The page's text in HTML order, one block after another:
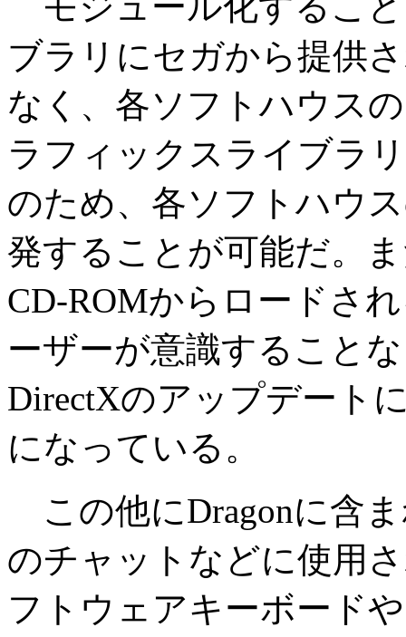
ブラリにセガから提供
なく、各ソフトハウス
ラフィックスライブラ
のため、各ソフトハウ
発することが可能だ。
CD-ROMからロードさ
ーザーが意識すること
DirectXのアップデート
になっている。
この他にDragonに含
のチャットなどに使用
フトウェアキーボード